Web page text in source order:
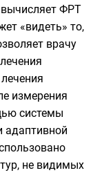
вычисляет ФРТ
«видеть» то,
врачу
измерения
системы
адаптивной
не видимых